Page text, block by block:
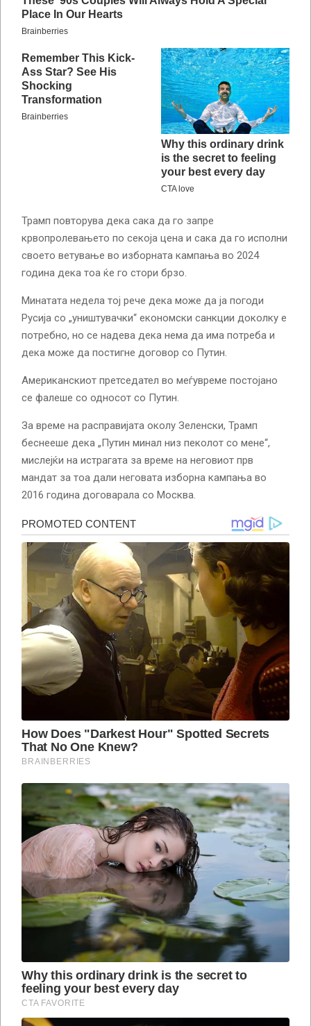
Трамп повторува дека сака да го запре
крвопролевањето по секоја цена и сака да го исполни
своето ветување во изборната кампања во 2024
година дека тоа ќе го стори брзо.
Минатата недела тој рече дека може да ја погоди
Русија со „уништувачки“ економски санкции доколку е
потребно, но се надева дека нема да има потреба и
дека може да постигне договор со Путин.
Американскиот претседател во меѓувреме постојано
се фалеше со односот со Путин.
За време на расправијата околу Зеленски, Трамп
беснееше дека „Путин минал низ пеколот со мене“,
мислејќи на истрагата за време на неговиот прв
мандат за тоа дали неговата изборна кампања во
2016 година договарала со Москва.